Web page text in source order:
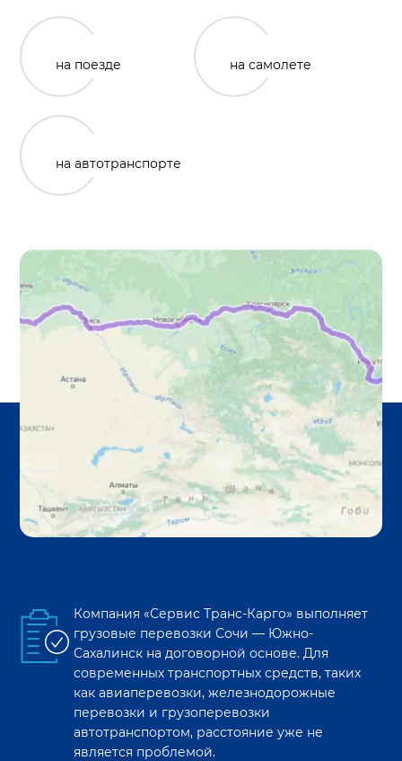
на поезде на самолете
на автотранспорте
Компания «Сервис Транс-Карго» выполняет
грузовые перевозки Сочи — Южно-
Сахалинск на договорной основе. Для
современных транспортных средств, таких
как авиаперевозки, железнодорожные
перевозки и грузоперевозки
автотранспортом, расстояние уже не
является проблемой.